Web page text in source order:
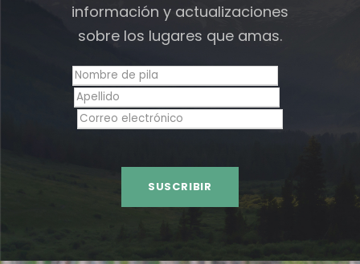
información y actualizaciones
sobre los lugares que amas.